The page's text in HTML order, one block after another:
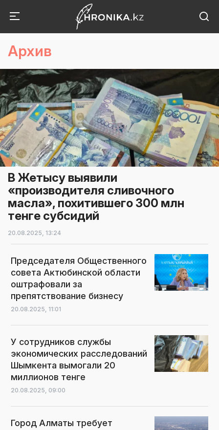
Архив
В Жетысу выявили
«производителя сливочного
масла», похитившего 300 млн
тенге субсидий
20.08.2025, 13:24
Председателя Общественного
совета Актюбинской области
оштрафовали за
препятствование бизнесу
20.08.2025, 11:01
У сотрудников службы
экономических расследований
Шымкента вымогали 20
миллионов тенге
20.08.2025, 09:00
Город Алматы требует